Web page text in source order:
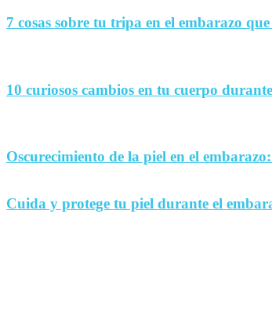
7 cosas sobre tu tripa en el embarazo
10 curiosos cambios en tu cuerpo
Oscurecimiento de la piel en el
Cuida y protege tu piel durante el